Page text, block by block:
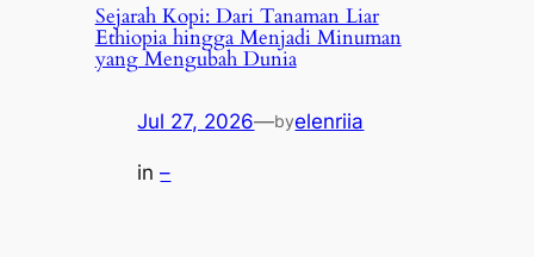
Sejarah Kopi: Dari Tanaman Liar
Ethiopia hingga Menjadi Minuman
yang Mengubah Dunia
Jul 27, 2026—byelenriia
in–